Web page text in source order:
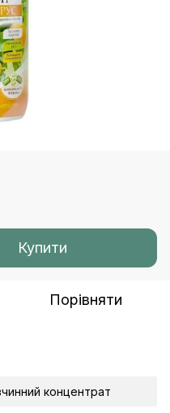
Купити
Порівняти
концентрат